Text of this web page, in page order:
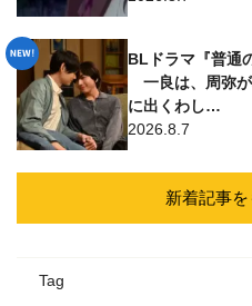
BLドラマ『普通
一良は、周弥
に出くわし…
2026.8.7
新着記事
Tag